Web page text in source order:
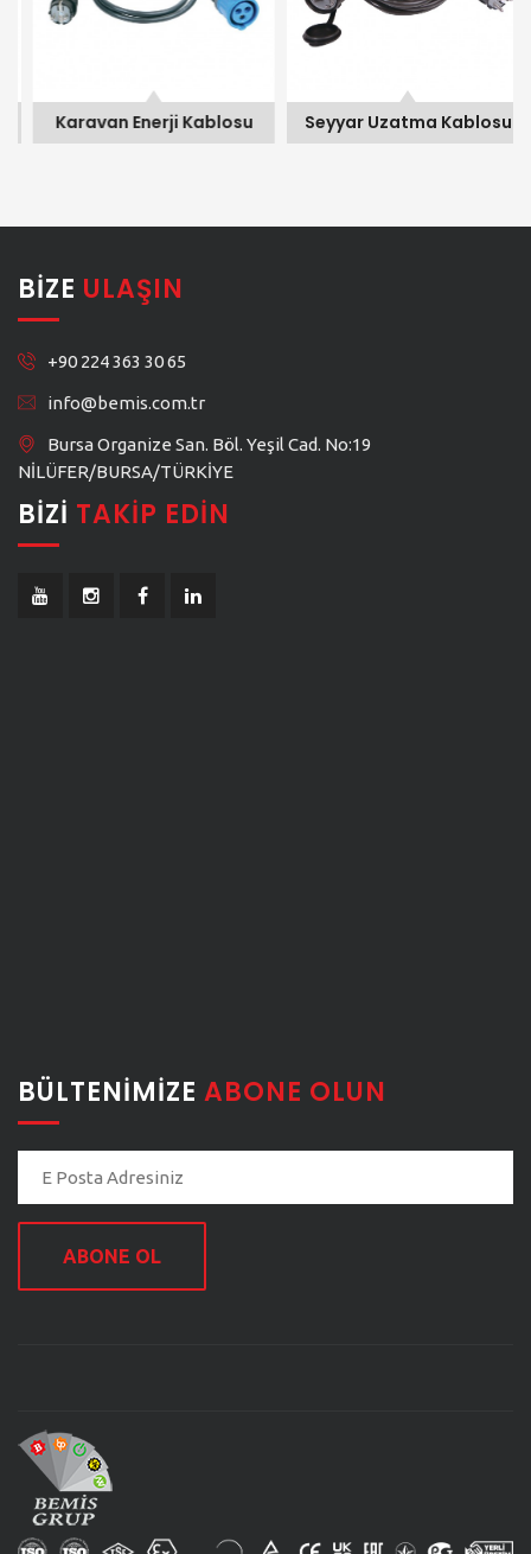
Karavan Enerji Kablosu Seyyar Uzatma Kablosu
BIZE ULAŞIN
+90 224 363 30 65
info@bemis.com.tr
Bursa Organize San. Böl. Yeşil Cad. No:19
NİLÜFER/BURSA/TÜRKİYE
BIZI TAKIP EDIN
BÜLTENIMIZE ABONE OLUN
ABONE OL